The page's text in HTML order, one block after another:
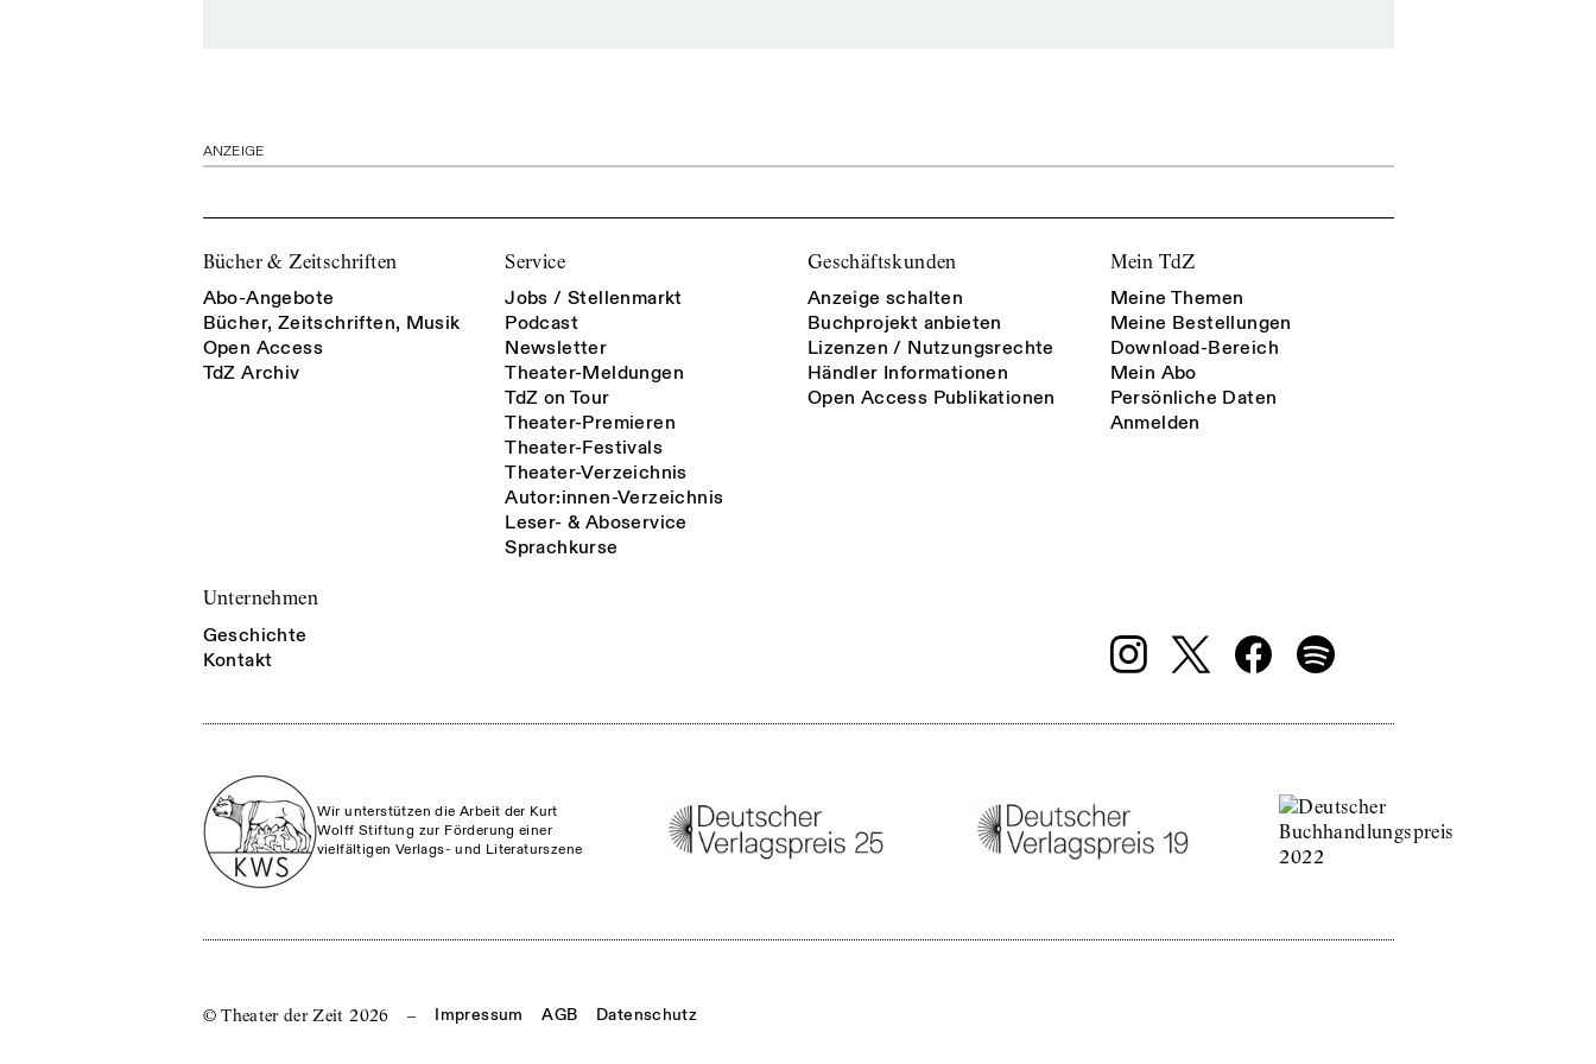
ANZEIGE
Bücher & Zeitschriften
Abo-Angebote
Bücher, Zeitschriften, Musik
Open Access
TdZ Archiv
Service
Jobs / Stellenmarkt
Podcast
Newsletter
Theater-Meldungen
TdZ on Tour
Theater-Premieren
Theater-Festivals
Theater-Verzeichnis
Autor:innen-Verzeichnis
Leser- & Aboservice
Sprachkurse
Geschäftskunden
Anzeige schalten
Buchprojekt anbieten
Lizenzen / Nutzungsrechte
Händler Informationen
Open Access Publikationen
Mein TdZ
Meine Themen
Meine Bestellungen
Download-Bereich
Mein Abo
Persönliche Daten
Anmelden
Unternehmen
Geschichte
Kontakt
Wir unterstützen die Arbeit der Kurt
Wolff Stiftung zur Förderung einer
vielfältigen Verlags- und Literaturszene
© Theater der Zeit2026 – Impressum AGB Datenschutz